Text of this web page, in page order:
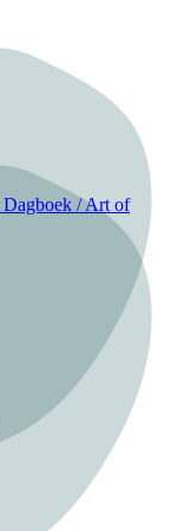
Dagboek / Art of